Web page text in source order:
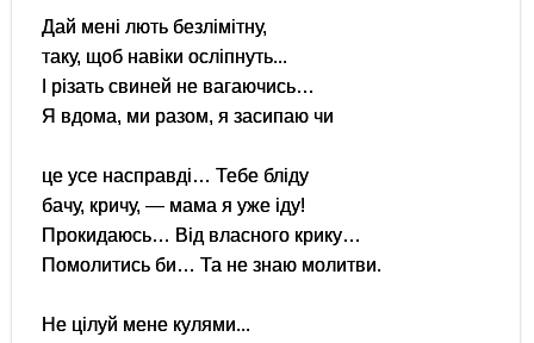
Дай мені лють безлімітну,
таку, щоб навіки осліпнуть...
І різать свиней не вагаючись…
Я вдома, ми разом, я засипаю чи
це усе насправді… Тебе бліду
бачу, кричу, — мама я уже іду!
Прокидаюсь… Від власного крику…
Помолитись би… Та не знаю молитви.
Не цілуй мене кулями...